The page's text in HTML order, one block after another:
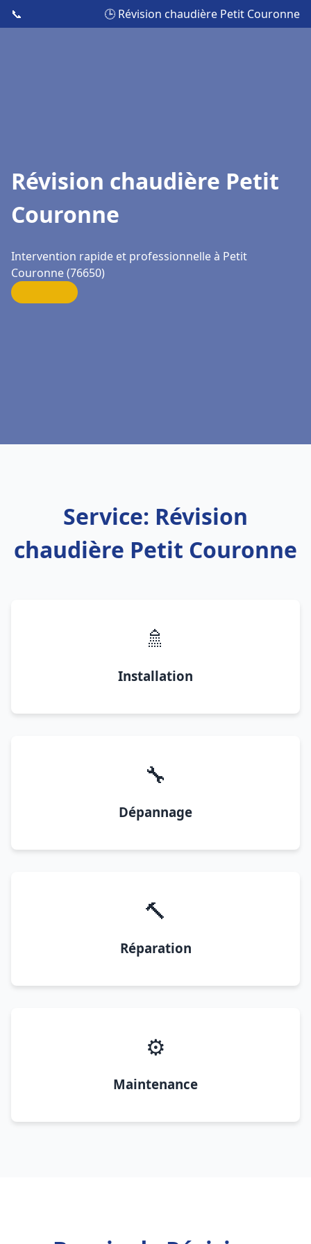
📞 🕒 Révision chaudière Petit Couronne
Révision chaudière Petit
Couronne
Intervention rapide et professionnelle à Petit
Couronne (76650)
Service: Révision
chaudière Petit Couronne
🚿
Installation
🔧
Dépannage
🔨
Réparation
⚙️
Maintenance